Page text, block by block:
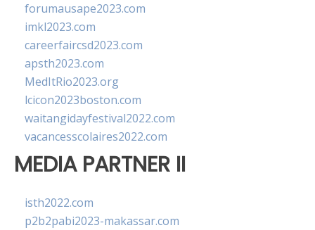
forumausape2023.com
imkl2023.com
careerfaircsd2023.com
apsth2023.com
MedItRio2023.org
lcicon2023boston.com
waitangidayfestival2022.com
vacancesscolaires2022.com
MEDIA PARTNER II
isth2022.com
p2b2pabi2023-makassar.com